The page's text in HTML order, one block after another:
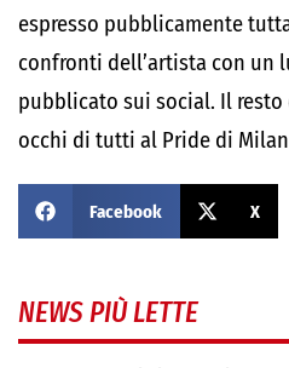
espresso pubblicamente
confronti dell’artista con un
pubblicato sui social. Il
occhi di tutti al Pride di
Facebook X
NEWS PIÙ LETTE